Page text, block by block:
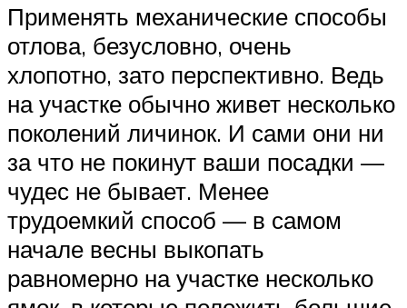
Применять механические способы
отлова, безусловно, очень
хлопотно, зато перспективно. Ведь
на участке обычно живет несколько
поколений личинок. И сами они ни
за что не покинут ваши посадки —
чудес не бывает. Менее
трудоемкий способ — в самом
начале весны выкопать
равномерно на участке несколько